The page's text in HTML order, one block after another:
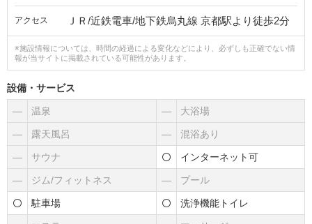
アクセス ＪＲ/近鉄電車/地下鉄烏丸線 京都駅より徒歩2分
※施設情報については、時間の経過による変化などにより、必ずしも正確でない情
報が当サイトに掲載されている可能性があります。
設備・サービス
― 温泉 ― 大浴場
― 露天風呂 ― 混浴あり
― サウナ インターネット可
― ジム/フィットネス ― プール
駐車場 洗浄機能トイレ